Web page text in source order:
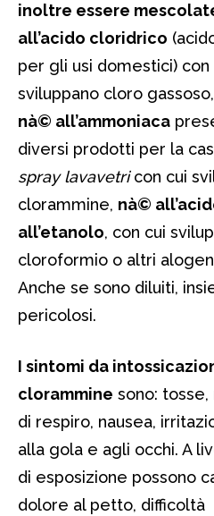
inoltre essere
all’acido cloridrico
per gli usi domestici) con
sviluppano cloro
nà© all’ammoniaca
diversi prodotti per la
spray lavavetricon cui
clorammine, nà©
all’etanolo, con cui
cloroformio o altri
Anche se sono diluiti,
pericolosi.
I sintomi da
clorammine sono: tosse,
di respiro, nausea,
alla gola e agli occhi. A
di esposizione possono
dolore al petto, difficoltà